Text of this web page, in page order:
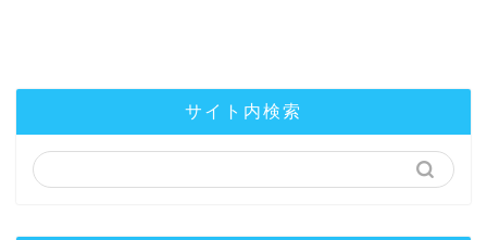
サイト内検索